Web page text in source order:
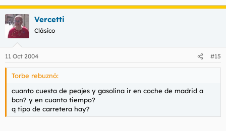
Vercetti
Clásico
11 Oct 2004 #15
Torbe rebuznó:
cuanto cuesta de peajes y gasolina ir en coche de madrid a
bcn? y en cuanto tiempo?
q tipo de carretera hay?